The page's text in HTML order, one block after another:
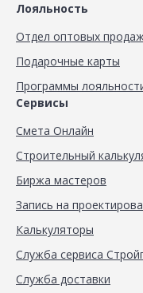
Лояльность
Отдел оптовых
Подарочные карты
Программы
Сервисы
Смета Онлайн
Строительный
Биржа мастеров
Запись на
Калькуляторы
Служба сервиса
Служба доставки